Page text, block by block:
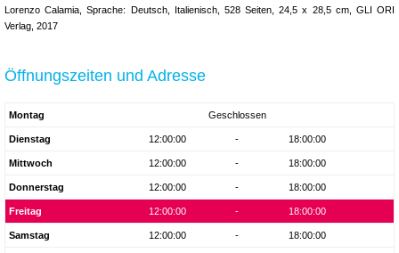
Lorenzo Calamia, Sprache: Deutsch, Italienisch, 528 Seiten, 24,5 x 28,5 cm, GLI ORI
Verlag, 2017
Öffnungszeiten und Adresse
Montag Geschlossen
Dienstag 12:00:00 - 18:00:00
Mittwoch 12:00:00 - 18:00:00
Donnerstag 12:00:00 - 18:00:00
Freitag 12:00:00 - 18:00:00
Samstag 12:00:00 - 18:00:00